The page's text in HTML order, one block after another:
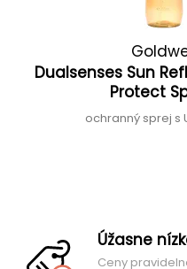
Dualsenses Sun
Protect
ochranný sprej s
Úžasne
Ceny